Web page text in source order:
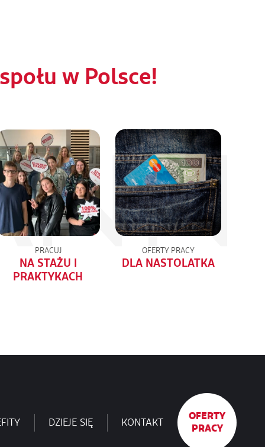
w Polsce!
PRACUJ
NA STAŻU I
PRAKTYKACH
OFERTY PRACY
DLA NASTOLATKA
DZIEJE SIĘ KONTAKT
OFERTY
PRACY